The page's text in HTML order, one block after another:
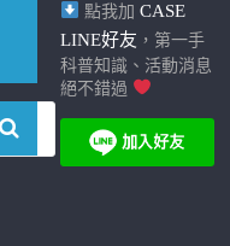
點我加 CASE
LINE好友 ，第一手
科普知識、活動消息
絕不錯過